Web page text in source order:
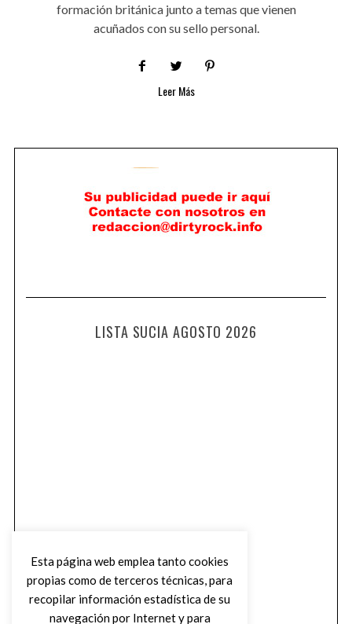
formación británica junto a temas que vienen
acuñados con su sello personal.
Leer Más
LISTA SUCIA AGOSTO 2026
Esta página web emplea tanto cookies
propias como de terceros técnicas, para
recopilar información estadística de su
navegación por Internet y para